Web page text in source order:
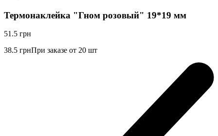
Термонаклейка "Гном розовый" 19*19 мм
51.5 грн
38.5 грнПри заказе от 20 шт